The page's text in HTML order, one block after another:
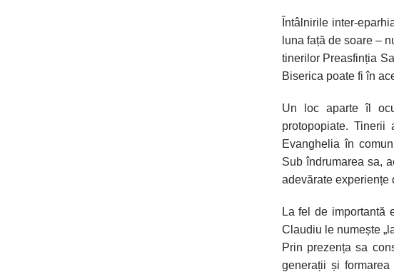
Întâlnirile inter-
luna față de soare –
tinerilor Preasfinția
Biserica poate fi în
Un loc aparte îl
protopopiate.
Evanghelia în
Sub îndrumarea sa,
adevărate experiențe
La fel de importantă
Claudiu le numește
Prin prezența sa
generații și